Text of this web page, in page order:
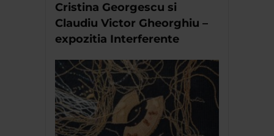
Cristina Georgescu si
Claudiu Victor Gheorghiu –
expozitia Interferente